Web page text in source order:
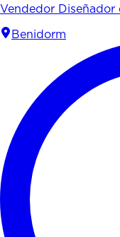
Vendedor Diseñador
Benidorm